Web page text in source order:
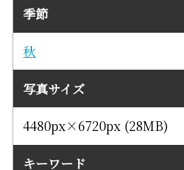
季節
秋
写真サイズ
4480px×6720px (28MB)
キーワード